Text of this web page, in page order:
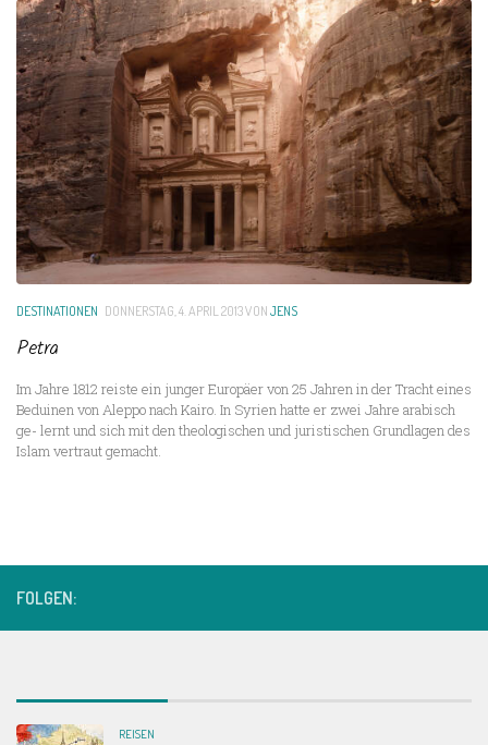
DESTINATIONEN DONNERSTAG, 4. APRIL 2013VONJENS
Petra
Im Jahre 1812 reiste ein junger Europäer von 25 Jahren in der Tracht eines
Beduinen von Aleppo nach Kairo. In Syrien hatte er zwei Jahre arabisch
ge- lernt und sich mit den theologischen und juristischen Grundlagen des
Islam vertraut gemacht.
FOLGEN:
REISEN